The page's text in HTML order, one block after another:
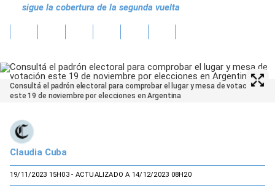
sigue la cobertura de la segunda vuelta
Consultá el padrón electoral para comprobar el lugar y mesa de votación
este 19 de noviembre por elecciones en Argentina
Claudia Cuba
19/11/2023 15H03- ACTUALIZADO A 14/12/2023 08H20